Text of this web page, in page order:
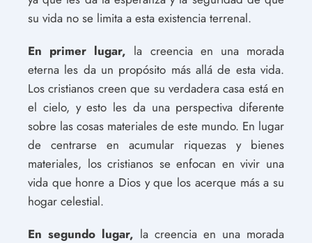
su vida no se limita a esta existencia terrenal.
En primer lugar, la creencia en una morada
eterna les da un propósito más allá de esta vida.
Los cristianos creen que su verdadera casa está en
el cielo, y esto les da una perspectiva diferente
sobre las cosas materiales de este mundo. En lugar
de centrarse en acumular riquezas y bienes
materiales, los cristianos se enfocan en vivir una
vida que honre a Dios y que los acerque más a su
hogar celestial.
En segundo lugar, la creencia en una morada